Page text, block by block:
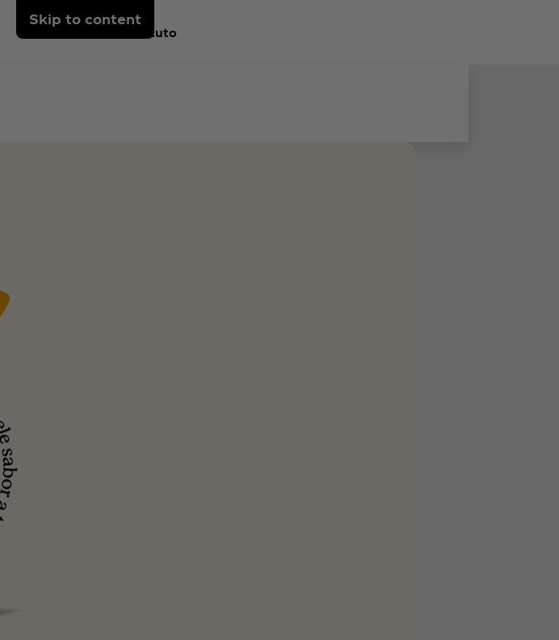
Skip to content
Instituto